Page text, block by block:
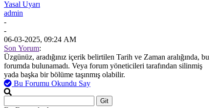
Yasal Uyarı
admin
-
-
06-03-2025, 09:24 AM
Son Yorum:
Üzgünüz, aradığınız içerik belirtilen Tarih ve Zaman aralığında, bu
forumda bulunamadı. Veya forum yöneticileri tarafından silinmiş
yada başka bir bölüme taşınmış olabilir.
Bu Forumu Okundu Say